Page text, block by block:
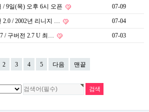
9일(목) 오후 6시 오픈 07-09
2.0 / 2002년 리니지 … 07-04
/ 구버전 2.7 U 최… 07-03
2 3 4 5 다음 맨끝